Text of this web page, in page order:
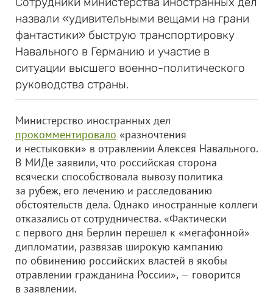
назвали «удивительными вещами на грани
фантастики» быструю транспортировку
Навального в Германию и участие в
ситуации высшего военно-политического
руководства страны.
Министерство иностранных дел
прокомментировало «разночтения
и нестыковки» в отравлении Алексея Навального.
В МИДе заявили, что российская сторона
всячески способствовала вывозу политика
за рубеж, его лечению и расследованию
обстоятельств дела. Однако иностранные коллеги
отказались от сотрудничества. «Фактически
с первого дня Берлин перешел к «мегафонной»
дипломатии, развязав широкую кампанию
по обвинению российских властей в якобы
отравлении гражданина России», — говорится
в заявлении.